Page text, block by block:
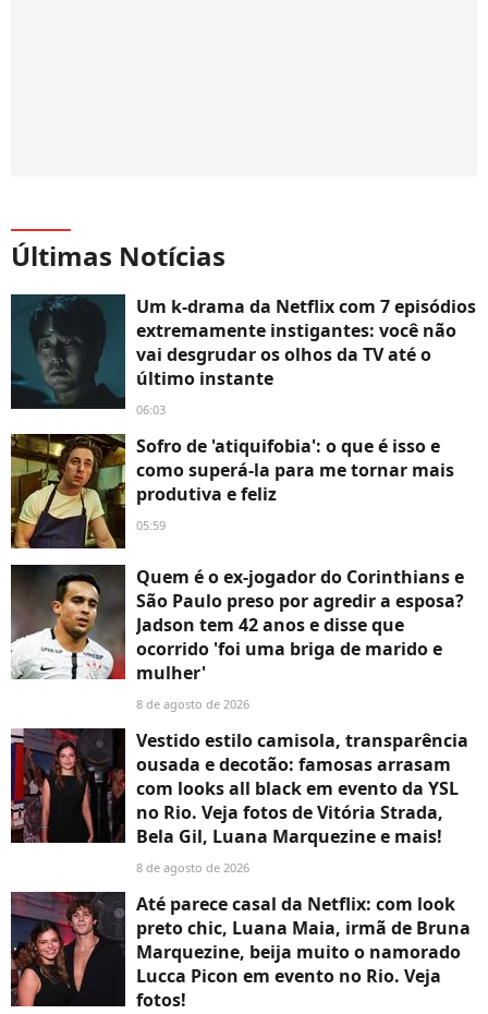
Últimas Notícias
Um k-drama da Netflix com 7 episódios
extremamente instigantes: você não
vai desgrudar os olhos da TV até o
último instante
06:03
Sofro de 'atiquifobia': o que é isso e
como superá-la para me tornar mais
produtiva e feliz
05:59
Quem é o ex-jogador do Corinthians e
São Paulo preso por agredir a esposa?
Jadson tem 42 anos e disse que
ocorrido 'foi uma briga de marido e
mulher'
8 de agosto de 2026
Vestido estilo camisola, transparência
ousada e decotão: famosas arrasam
com looks all black em evento da YSL
no Rio. Veja fotos de Vitória Strada,
Bela Gil, Luana Marquezine e mais!
8 de agosto de 2026
Até parece casal da Netflix: com look
preto chic, Luana Maia, irmã de Bruna
Marquezine, beija muito o namorado
Lucca Picon em evento no Rio. Veja
fotos!